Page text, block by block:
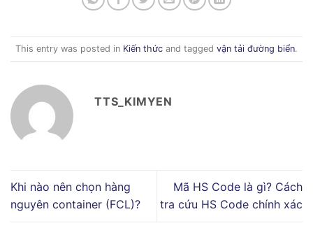
This entry was posted in Kiến thức and tagged vận tải đường biển.
TTS_KIMYEN
Khi nào nên chọn hàng
nguyên container (FCL)?
Mã HS Code là gì? Cách
tra cứu HS Code chính xác